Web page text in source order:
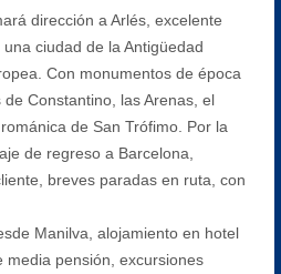
dirección a Arlés, excelente
ciudad de la Antigüedad
Con monumentos de época
Constantino, las Arenas, el
de San Trófimo. Por la
de regreso a Barcelona,
breves paradas en ruta, con
Manilva, alojamiento en hotel
pensión, excursiones